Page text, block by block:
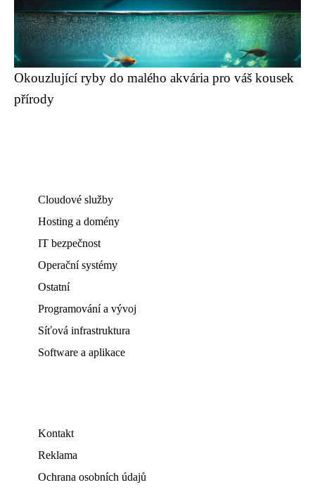
Okouzlující ryby do malého akvária pro váš kousek
přírody
Cloudové služby
Hosting a domény
IT bezpečnost
Operační systémy
Ostatní
Programování a vývoj
Síťová infrastruktura
Software a aplikace
Kontakt
Reklama
Ochrana osobních údajů